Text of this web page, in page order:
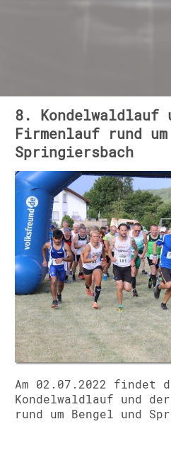
8. Kondelwaldlauf
Firmenlauf rund
Springiersbach
Am 02.07.2022 findet
Kondelwaldlauf und
rund um Bengel und